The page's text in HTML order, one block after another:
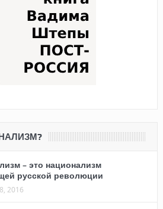
– это национализм
русской революции
2016